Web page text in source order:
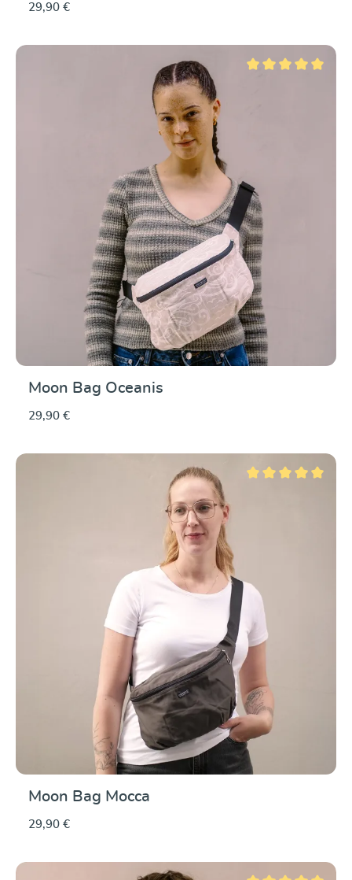
29,90 €
Moon Bag Oceanis
29,90 €
Moon Bag Mocca
29,90 €